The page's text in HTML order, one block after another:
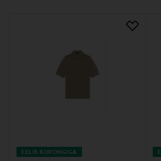
Tootja aadress
cs-en@matinique.com
EELIS KUPONGIGA